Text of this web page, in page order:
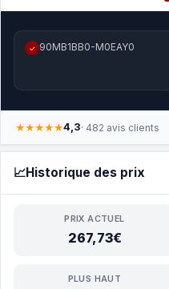
✓ 90MB1BB0-M0EAY0
★★★★★4,3· 482 avis clients
📈Historique des prix
PRIX ACTUEL
267,73€
PLUS HAUT